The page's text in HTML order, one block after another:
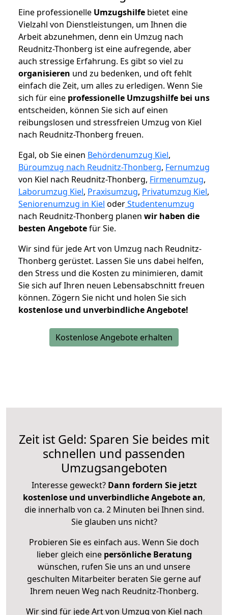
Eine professionelle Umzugshilfe bietet eine
Vielzahl von Dienstleistungen, um Ihnen die
Arbeit abzunehmen, denn ein Umzug nach
Reudnitz-Thonberg ist eine aufregende, aber
auch stressige Erfahrung. Es gibt so viel zu
organisieren und zu bedenken, und oft fehlt
einfach die Zeit, um alles zu erledigen. Wenn Sie
sich für eine professionelle Umzugshilfe bei uns
entscheiden, können Sie sich auf einen
reibungslosen und stressfreien Umzug von Kiel
nach Reudnitz-Thonberg freuen.
Egal, ob Sie einen Behördenumzug Kiel,
Büroumzug nach Reudnitz-Thonberg, Fernumzug
von Kiel nach Reudnitz-Thonberg, Firmenumzug,
Laborumzug Kiel, Praxisumzug, Privatumzug Kiel,
Seniorenumzug in Kiel oderStudentenumzug
nach Reudnitz-Thonberg planen wir haben die
besten Angebotefür Sie.
Wir sind für jede Art von Umzug nach Reudnitz-
Thonberg gerüstet. Lassen Sie uns dabei helfen,
den Stress und die Kosten zu minimieren, damit
Sie sich auf Ihren neuen Lebensabschnitt freuen
können. Zögern Sie nicht und holen Sie sich
kostenlose und unverbindliche Angebote!
Kostenlose Angebote erhalten
Zeit ist Geld: Sparen Sie beides mit
schnellen und passenden
Umzugsangeboten
Interesse geweckt? Dann fordern Sie jetzt
kostenlose und unverbindliche Angebote an,
die innerhalb von ca. 2 Minuten bei Ihnen sind.
Sie glauben uns nicht?
Probieren Sie es einfach aus. Wenn Sie doch
lieber gleich eine persönliche Beratung
wünschen, rufen Sie uns an und unsere
geschulten Mitarbeiter beraten Sie gerne auf
Ihrem neuen Weg nach Reudnitz-Thonberg.
Wir sind für jede Art von Umzug von Kiel nach